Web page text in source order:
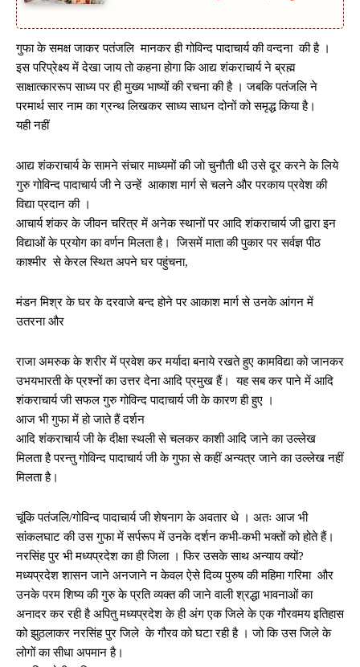
गुफा के समक्ष जाकर पतंजलि मानकर ही गोविन्द पादाचार्य की वन्दना की है ।
इस परिप्रेक्ष्य में देखा जाय तो कहना होगा कि आद्य शंकराचार्य ने ब्रह्म
साक्षात्काररूप साध्य पर ही मुख्य भाष्यों की रचना की है । जबकि पतंजलि ने
परमार्थ सार नाम का ग्रन्थ लिखकर साध्य साधन दोनों को समृद्ध किया है।
यही नहीं
आद्य शंकराचार्य के सामने संचार माध्यमों की जो चुनौती थी उसे दूर करने के लिये
गुरु गोविन्द पादाचार्य जी ने उन्हें आकाश मार्ग से चलने और परकाय प्रवेश की
विद्या प्रदान की ।
आचार्य शंकर के जीवन चरित्र में अनेक स्थानों पर आदि शंकराचार्य जी द्वारा इन
विद्याओं के प्रयोग का वर्णन मिलता है। जिसमें माता की पुकार पर सर्वज्ञ पीठ
काश्मीर से केरल स्थित अपने घर पहुंचना,
मंडन मिश्र के घर के दरवाजे बन्द होने पर आकाश मार्ग से उनके आंगन में
उतरना और
राजा अमरुक के शरीर में प्रवेश कर मर्यादा बनाये रखते हुए कामविद्या को जानकर
उभयभारती के प्रश्नों का उत्तर देना आदि प्रमुख हैं। यह सब कर पाने में आदि
शंकराचार्य जी सफल गुरु गोविन्द पादाचार्य जी के कारण ही हुए ।
आज भी गुफा में हो जाते हैं दर्शन
आदि शंकराचार्य जी के दीक्षा स्थली से चलकर काशी आदि जाने का उल्लेख
मिलता है परन्तु गोविन्द पादाचार्य जी के गुफा से कहीं अन्यत्र जाने का उल्लेख नहीं
मिलता है।
चूंकि पतंजलि/गोविन्द पादाचार्य जी शेषनाग के अवतार थे । अतः आज भी
सांकलघाट की उस गुफा में सर्परूप में उनके दर्शन कभी-कभी भक्तों को होते हैं।
नरसिंह पुर भी मध्यप्रदेश का ही जिला । फिर उसके साथ अन्याय क्यों?
मध्यप्रदेश शासन जाने अनजाने न केवल ऐसे दिव्य पुरुष की महिमा गरिमा और
उनके परम शिष्य की गुरु के प्रति व्यक्त की जाने वाली श्रद्धा भावनाओं का
अनादर कर रही है अपितु मध्यप्रदेश के ही अंग एक जिले के एक गौरवमय इतिहास
को झुठलाकर नरसिंह पुर जिले के गौरव को घटा रही है । जो कि उस जिले के
लोगों का सीधा अपमान है।